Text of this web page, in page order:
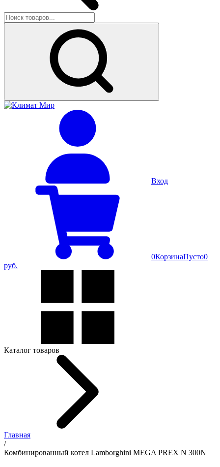
Вход
0КорзинаПусто0
руб.
Каталог товаров
Главная
/
Комбинированный котел Lamborghini MEGA PREX N 300N